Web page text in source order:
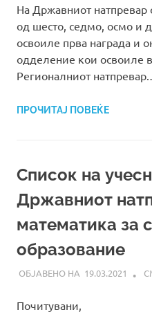
На Државниот натпревар
од шесто, седмо, осмо и
освоиле прва награда и
одделение кои освоиле
Регионалниот
ПРОЧИТАЈ ПОВЕЌЕ
Список на
Државниот
математика за
образование
19.03.2021
Почитувани,